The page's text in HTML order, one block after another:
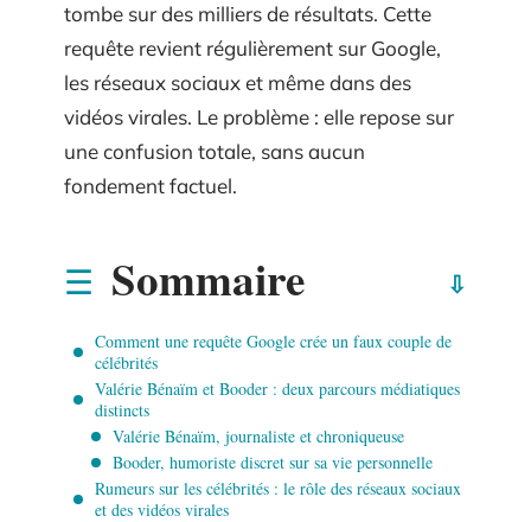
tombe sur des milliers de résultats. Cette
requête revient régulièrement sur Google,
les réseaux sociaux et même dans des
vidéos virales. Le problème : elle repose sur
une confusion totale, sans aucun
fondement factuel.
Sommaire
Comment une requête Google crée un faux couple de
célébrités
Valérie Bénaïm et Booder : deux parcours médiatiques
distincts
Valérie Bénaïm, journaliste et chroniqueuse
Booder, humoriste discret sur sa vie personnelle
Rumeurs sur les célébrités : le rôle des réseaux sociaux
et des vidéos virales